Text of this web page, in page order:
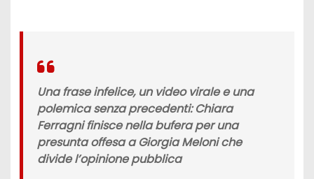
Una frase infelice, un video virale e una
polemica senza precedenti: Chiara
Ferragni finisce nella bufera per una
presunta offesa a Giorgia Meloni che
divide l’opinione pubblica